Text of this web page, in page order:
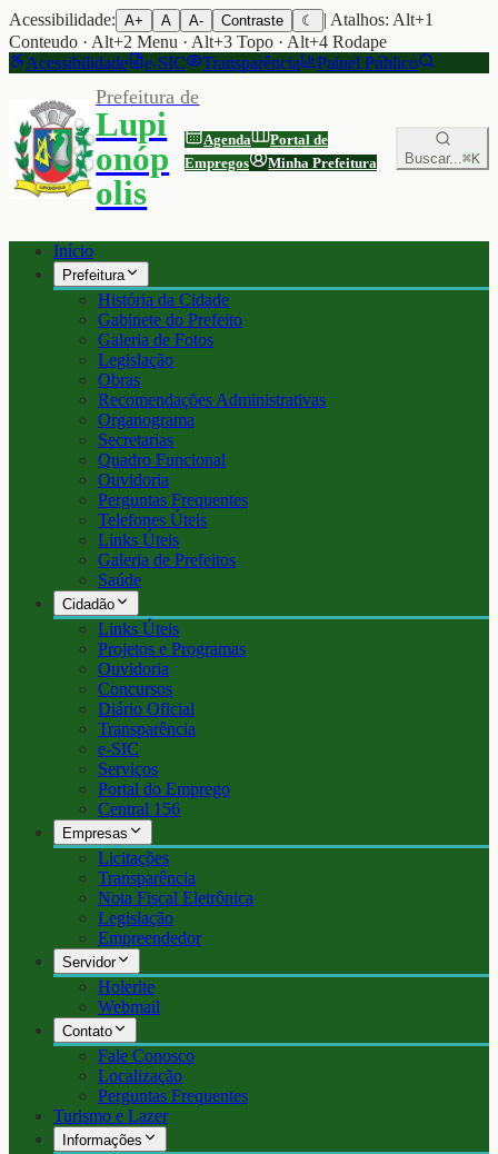
Acessibilidade: A+ A A- Contraste ☾
| Atalhos: Alt+1
Conteudo · Alt+2 Menu · Alt+3 Topo · Alt+4 Rodape
Acessibilidade
e-SIC Transparência Painel Público
Prefeitura de
Lupi
onóp
olis
Agenda
Portal de
Empregos
Minha Prefeitura Buscar...⌘K
Início
Prefeitura
História da Cidade
Gabinete do Prefeito
Galeria de Fotos
Legislação
Obras
Recomendações Administrativas
Organograma
Secretarias
Quadro Funcional
Ouvidoria
Perguntas Frequentes
Telefones Úteis
Links Úteis
Galeria de Prefeitos
Saúde
Cidadão
Links Úteis
Projetos e Programas
Ouvidoria
Concursos
Diário Oficial
Transparência
e-SIC
Serviços
Portal do Emprego
Central 156
Empresas
Licitações
Transparência
Nota Fiscal Eletrônica
Legislação
Empreendedor
Servidor
Holerite
Webmail
Contato
Fale Conosco
Localização
Perguntas Frequentes
Turismo e Lazer
Informações